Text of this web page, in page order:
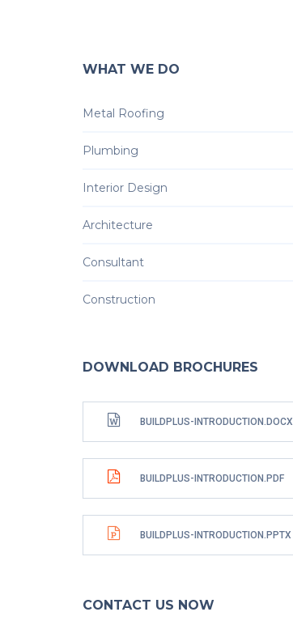
WHAT WE DO
Metal Roofing
Plumbing
Interior Design
Architecture
Consultant
Construction
DOWNLOAD BROCHURES
BUILDPLUS-INTRODUCTION.DOCX
BUILDPLUS-INTRODUCTION.PDF
BUILDPLUS-INTRODUCTION.PPTX
CONTACT US NOW